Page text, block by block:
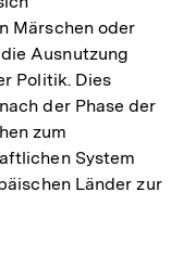
Märschen oder
Ausnutzung
Politik. Dies
der Phase der
zum
System
Länder zur